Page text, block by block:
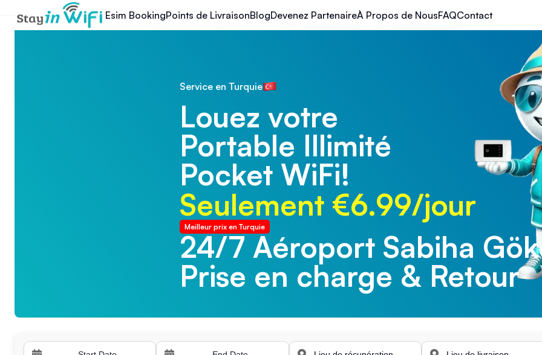
Esim BookingPoints de LivraisonBlogDevenez PartenaireÀ Propos de NousFAQContact
Service en Turquie
Louez votre
Portable Illimité
Pocket WiFi!
Seulement €6.99/jour
Meilleur prix en Turquie
24/7 Aéroport Sabiha
Prise en charge & Retour
24/7 Aéroport de Trabzon
Prise en charge & Retour